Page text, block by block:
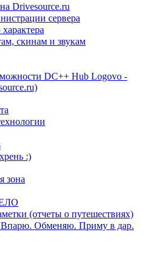
Drivesource.ru
сервера
скинам и звукам
DC++ Hub Logovo -
:)
зона
(отчеты о путешествиях)
Обменяю. Приму в дар.